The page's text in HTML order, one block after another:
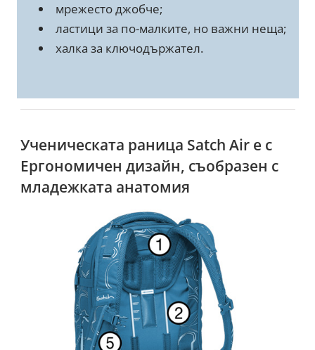
мрежесто джобче;
ластици за по-малките, но важни неща;
халка за ключодържател.
Ученическата раница Satch Air е с
Ергономичен дизайн, съобразен с
младежката анатомия